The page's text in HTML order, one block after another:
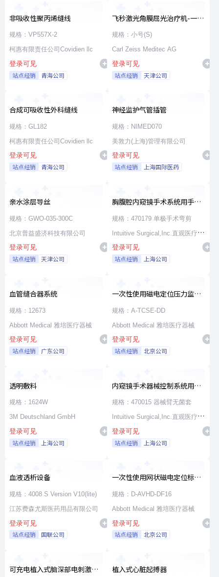
非吸收性聚丙烯缝线
规格：VP557X-2
柯惠有限责任公司Covidien llc
登录可见
站点经销 青海公司
飞秒激光角膜屈光治疗机-一次
性使用无菌治疗包
规格：小号(S)
Carl Zeiss Meditec AG
登录可见
站点经销 天津公司
合成可吸收性外科缝线
规格：GL182
柯惠有限责任公司Covidien llc
登录可见
站点经销 青海公司
神经监护气管插管
规格：NIMED070
美敦力(上海)管理有限公司
登录可见
站点经销 上海国际医药
亲水涂层导丝
规格：GWO-035-300C
北京普益盛济科技有限公司
登录可见
站点经销 天津公司
胸腹腔内窥镜手术系统用手术
器械
规格：470179 单极手术弯剪
Intuitive Surgical,Inc.直观医疗公
司
登录可见
站点经销 上海公司
血管缝合器系统
规格：12673
Abbott Medical 雅培医疗器械
登录可见
站点经销 广东公司
一次性使用磁电定位压力监测
消融导管
规格：A-TCSE-DD
Abbott Medical 雅培医疗器械
登录可见
站点经销 北京公司
透明敷料
规格：1624W
3M Deutschland GmbH
登录可见
站点经销 上海公司
内窥镜手术器械控制系统用无
源器械和附件
规格：470015 器械臂无菌套
Intuitive Surgical,Inc.直观医疗公
司
登录可见
站点经销 上海公司
血液透析设备
规格：4008 S Version V10(lite)
江苏费森尤斯医药用品有限公司
登录可见
站点经销 国联公司
一次性使用网状磁电定位标测
导管
规格：D-AVHD-DF16
Abbott Medical 雅培医疗器械
登录可见
站点经销 北京公司
可充电植入式脑深部电刺激脉
植入式心脏起搏器